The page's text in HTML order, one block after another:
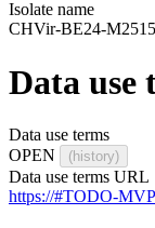
Isolate name
CHVir-BE24-M2515
Data use
Data use terms
OPEN
(history)
Data use terms URL
https://#TODO-